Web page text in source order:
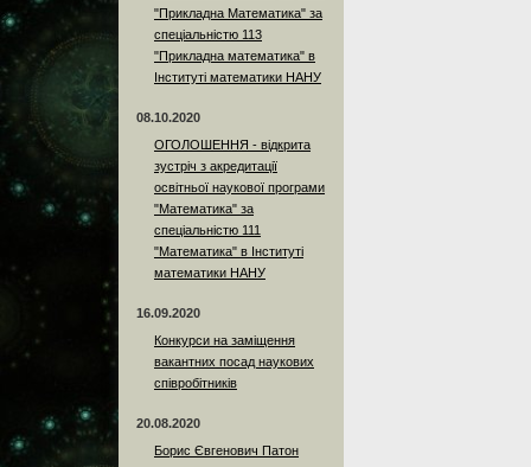
"Прикладна Математика" за
спеціальністю 113
"Прикладна математика" в
Інституті математики НАНУ
08.10.2020
ОГОЛОШЕННЯ - відкрита
зустріч з акредитації
освітньої наукової програми
"Математика" за
спеціальністю 111
"Математика" в Інституті
математики НАНУ
16.09.2020
Конкурси на заміщення
вакантних посад наукових
співробітників
20.08.2020
Борис Євгенович Патон